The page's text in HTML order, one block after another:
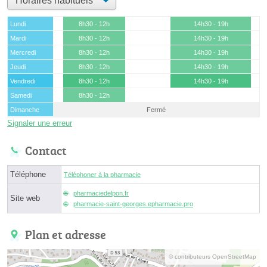
Lundi 8h30 - 12h
14h30 - 19h
Mardi
8h30 - 12h
14h30 - 19h
Mercredi
8h30 - 12h
14h30 - 19h
Jeudi
8h30 - 12h
14h30 - 19h
Vendredi
8h30 - 12h
14h30 - 19h
Samedi
8h30 - 12h
Dimanche
Fermé
Signaler une erreur
Contact
Téléphone Téléphoner à la pharmacie
Site web
pharmaciedelpon.fr
pharmacie-saint-georges.epharmacie.pro
Plan et adresse
© contributeurs OpenStreetMap